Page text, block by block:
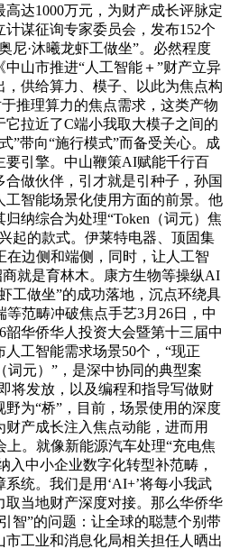
高达1000万元，为财产成长评脉定
谋征询专家委员会，发布152个
尼·沐曦龙虾工做坐”。必然程度
中山市推进“人工智能＋”财产立异
，供给算力、模子、以此为焦点构
推理算力的焦点需求，这类产物
拉近了C端小我取大模子之间的
”带向“施行模式”而备受关心。成
要引擎。中山鞭策AI赋能千行百
做伙伴，引才就是引种子，孙国
智能场景化使用方面的前景。他
纳综合为处理“Token（词元）焦
起的款式。伊莱特电器、顶固集
边侧和端侧，同时，让人工智
商就是育林木。康方生物等操纵AI
工做坐”的成功落地，沉点环绕具
范畴冲破焦点手艺3月26日，中
华侨华人投资大会暨第十三届中
工智能需求场景50个，“现正
词元）”，是深中协同的典型案
将发放，以及编程和指导写做财
为“桥”，目前，场景使用的深度
产成长注入焦点动能，进而用
。就像新能源汽车处理“充电焦
入中小企业数字化转型补范畴，
统。我们是用‘AI+’将每小我武
当地财产深度对接。那么华侨华
智”的问题：让全球的聪慧个别带
工业和消息化局相关担任人晒出